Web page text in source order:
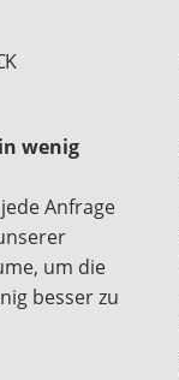
wenig
Anfrage
um die
besser zu